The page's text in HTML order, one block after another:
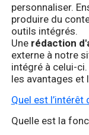
personnaliser.
produire du
outils intégrés.
Une rédaction
externe à notre
intégré à celui-
les avantages et
Quel est l’intérêt
Quelle est la